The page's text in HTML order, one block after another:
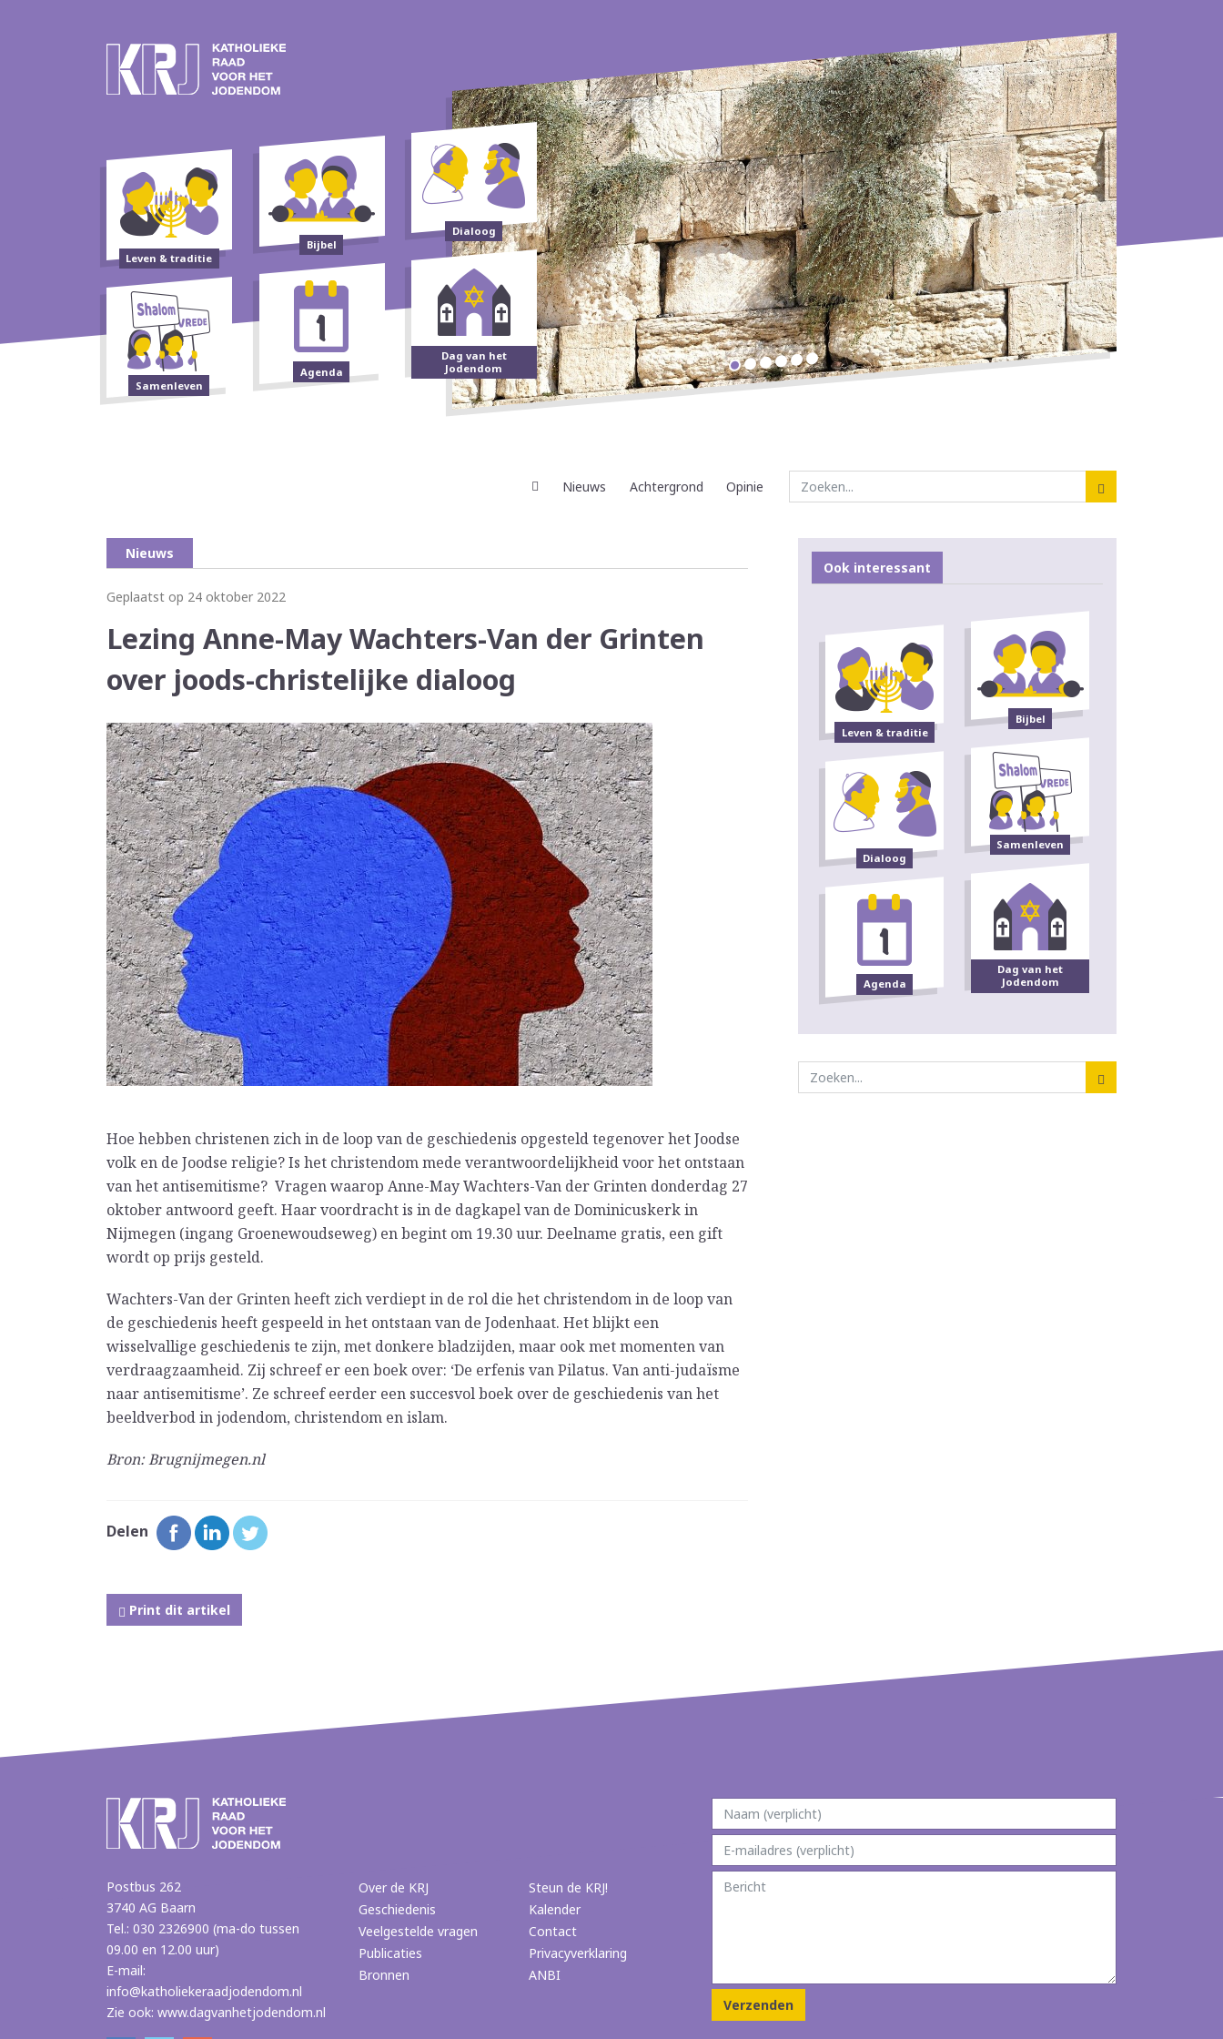
Leven & traditie
Bijbel
Dialoog
Samenleven
Agenda
Dag van het
Jodendom
Nieuws Achtergrond Opinie
Nieuws
Geplaatst op 24 oktober 2022
Lezing Anne-May Wachters-Van der Grinten
over joods-christelijke dialoog
Hoe hebben christenen zich in de loop van de geschiedenis opgesteld tegenover het Joodse
volk en de Joodse religie? Is het christendom mede verantwoordelijkheid voor het ontstaan
van het antisemitisme? Vragen waarop Anne-May Wachters-Van der Grinten donderdag 27
oktober antwoord geeft. Haar voordracht is in de dagkapel van de Dominicuskerk in
Nijmegen (ingang Groenewoudseweg) en begint om 19.30 uur. Deelname gratis, een gift
wordt op prijs gesteld.
Wachters-Van der Grinten heeft zich verdiept in de rol die het christendom in de loop van
de geschiedenis heeft gespeeld in het ontstaan van de Jodenhaat. Het blijkt een
wisselvallige geschiedenis te zijn, met donkere bladzijden, maar ook met momenten van
verdraagzaamheid. Zij schreef er een boek over: ‘De erfenis van Pilatus. Van anti-judaïsme
naar antisemitisme’. Ze schreef eerder een succesvol boek over de geschiedenis van het
beeldverbod in jodendom, christendom en islam.
Bron: Brugnijmegen.nl
Delen
Print dit artikel
Ook interessant
Leven & traditie
Bijbel
Dialoog
Samenleven
Agenda
Dag van het
Jodendom
Postbus 262
3740 AG Baarn
Tel.: 030 2326900 (ma-do tussen
09.00 en 12.00 uur)
E-mail:
info@katholiekeraadjodendom.nl
Zie ook: www.dagvanhetjodendom.nl
Over de KRJ
Geschiedenis
Veelgestelde vragen
Publicaties
Bronnen
Steun de KRJ!
Kalender
Contact
Privacyverklaring
ANBI
Verzenden